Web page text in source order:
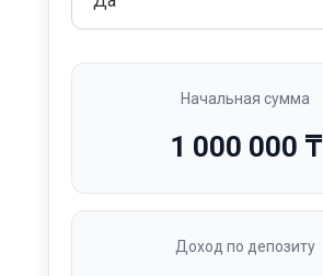
Начальная сумма
1 000 000 ₸
Доход по депозиту